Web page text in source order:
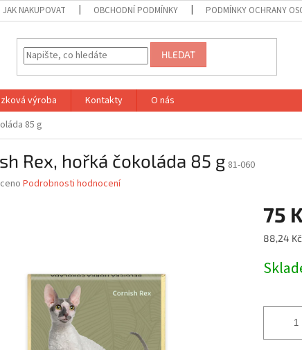
JAK NAKUPOVAT OBCHODNÍ PODMÍNKY PODMÍNKY OCHRANY
HLEDAT
výroba Kontakty
O nás
85 g
Rex, hořká čokoláda 85 g 81-060
Podrobnosti hodnocení
75
Měrná
88,24